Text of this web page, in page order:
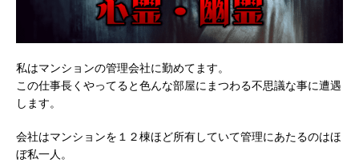
私はマンションの管理会社に勤めてます。
この仕事長くやってると色んな部屋にまつわる不思議な事に遭遇
します。
会社はマンションを１２棟ほど所有していて管理にあたるのはほ
ぼ私一人。